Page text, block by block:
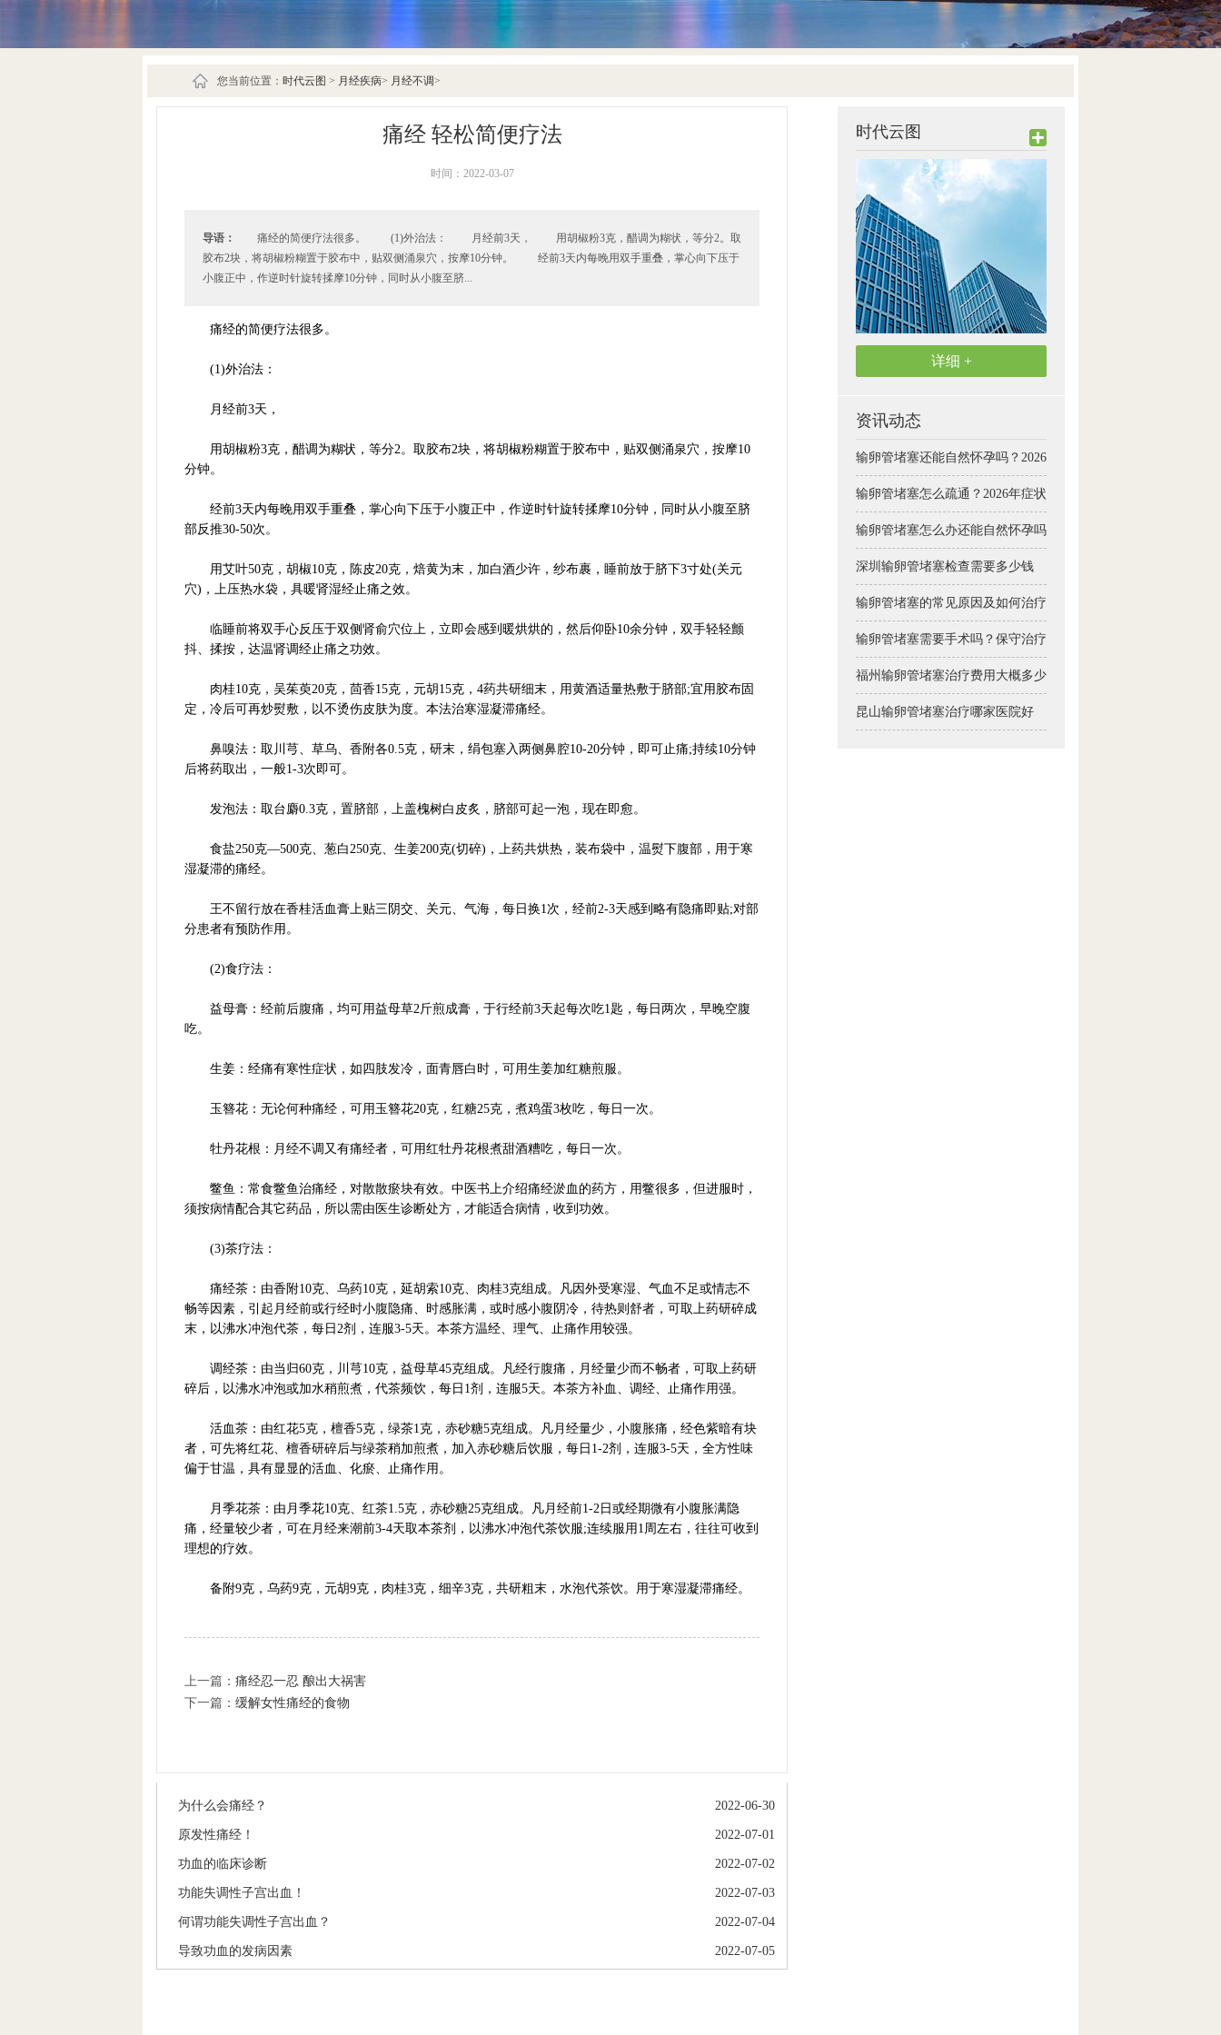
您当前位置： 时代云图 > 月经疾病> 月经不调>
痛经 轻松简便疗法
时间：2022-03-07
导语：
痛经的简便疗法很多。 (1)外治法： 月经前3天， 用胡椒粉3克，醋调为糊状，等分2。取
胶布2块，将胡椒粉糊置于胶布中，贴双侧涌泉穴，按摩10分钟。 经前3天内每晚用双手重叠，掌心向下压于
小腹正中，作逆时针旋转揉摩10分钟，同时从小腹至脐...
痛经的简便疗法很多。
(1)外治法：
月经前3天，
用胡椒粉3克，醋调为糊状，等分2。取胶布2块，将胡椒粉糊置于胶布中，贴双侧涌泉穴，按摩10
分钟。
经前3天内每晚用双手重叠，掌心向下压于小腹正中，作逆时针旋转揉摩10分钟，同时从小腹至脐
部反推30-50次。
用艾叶50克，胡椒10克，陈皮20克，焙黄为末，加白酒少许，纱布裹，睡前放于脐下3寸处(关元
穴)，上压热水袋，具暖肾湿经止痛之效。
临睡前将双手心反压于双侧肾俞穴位上，立即会感到暖烘烘的，然后仰卧10余分钟，双手轻轻颤
抖、揉按，达温肾调经止痛之功效。
肉桂10克，吴茱萸20克，茴香15克，元胡15克，4药共研细末，用黄酒适量热敷于脐部;宜用胶布固
定，冷后可再炒熨敷，以不烫伤皮肤为度。本法治寒湿凝滞痛经。
鼻嗅法：取川芎、草乌、香附各0.5克，研末，绢包塞入两侧鼻腔10-20分钟，即可止痛;持续10分钟
后将药取出，一般1-3次即可。
发泡法：取台麝0.3克，置脐部，上盖槐树白皮炙，脐部可起一泡，现在即愈。
食盐250克—500克、葱白250克、生姜200克(切碎)，上药共烘热，装布袋中，温熨下腹部，用于寒
湿凝滞的痛经。
王不留行放在香桂活血膏上贴三阴交、关元、气海，每日换1次，经前2-3天感到略有隐痛即贴;对部
分患者有预防作用。
(2)食疗法：
益母膏：经前后腹痛，均可用益母草2斤煎成膏，于行经前3天起每次吃1匙，每日两次，早晚空腹
吃。
生姜：经痛有寒性症状，如四肢发冷，面青唇白时，可用生姜加红糖煎服。
玉簪花：无论何种痛经，可用玉簪花20克，红糖25克，煮鸡蛋3枚吃，每日一次。
牡丹花根：月经不调又有痛经者，可用红牡丹花根煮甜酒糟吃，每日一次。
鳖鱼：常食鳖鱼治痛经，对散散瘀块有效。中医书上介绍痛经淤血的药方，用鳖很多，但进服时，
须按病情配合其它药品，所以需由医生诊断处方，才能适合病情，收到功效。
(3)茶疗法：
痛经茶：由香附10克、乌药10克，延胡索10克、肉桂3克组成。凡因外受寒湿、气血不足或情志不
畅等因素，引起月经前或行经时小腹隐痛、时感胀满，或时感小腹阴冷，待热则舒者，可取上药研碎成
末，以沸水冲泡代茶，每日2剂，连服3-5天。本茶方温经、理气、止痛作用较强。
调经茶：由当归60克，川芎10克，益母草45克组成。凡经行腹痛，月经量少而不畅者，可取上药研
碎后，以沸水冲泡或加水稍煎煮，代茶频饮，每日1剂，连服5天。本茶方补血、调经、止痛作用强。
活血茶：由红花5克，檀香5克，绿茶1克，赤砂糖5克组成。凡月经量少，小腹胀痛，经色紫暗有块
者，可先将红花、檀香研碎后与绿茶稍加煎煮，加入赤砂糖后饮服，每日1-2剂，连服3-5天，全方性味
偏于甘温，具有显显的活血、化瘀、止痛作用。
月季花茶：由月季花10克、红茶1.5克，赤砂糖25克组成。凡月经前1-2日或经期微有小腹胀满隐
痛，经量较少者，可在月经来潮前3-4天取本茶剂，以沸水冲泡代茶饮服;连续服用1周左右，往往可收到
理想的疗效。
备附9克，乌药9克，元胡9克，肉桂3克，细辛3克，共研粗末，水泡代茶饮。用于寒湿凝滞痛经。
上一篇： 痛经忍一忍 酿出大祸害
下一篇： 缓解女性痛经的食物
为什么会痛经？ 2022-06-30
原发性痛经！ 2022-07-01
功血的临床诊断 2022-07-02
功能失调性子宫出血！ 2022-07-03
何谓功能失调性子宫出血？ 2022-07-04
导致功血的发病因素 2022-07-05
时代云图
详细 +
资讯动态
输卵管堵塞还能自然怀孕吗？2026年疏通手术与治疗方案详解
输卵管堵塞怎么疏通？2026年症状自测与备孕治疗全攻略
输卵管堵塞怎么办还能自然怀孕吗
深圳输卵管堵塞检查需要多少钱
输卵管堵塞的常见原因及如何治疗
输卵管堵塞需要手术吗？保守治疗可行吗
福州输卵管堵塞治疗费用大概多少钱
昆山输卵管堵塞治疗哪家医院好